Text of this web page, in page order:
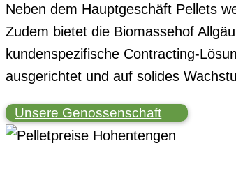
Neben dem Hauptgeschäft Pellets
Zudem bietet die Biomassehof
kundenspezifische Contracting-
ausgerichtet und auf solides
Unsere Genossenschaft